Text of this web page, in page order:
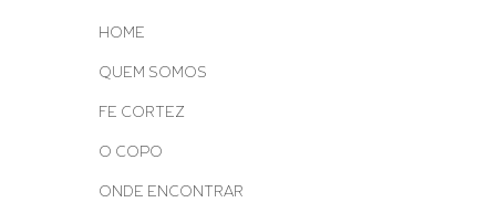
HOME
QUEM SOMOS
FE CORTEZ
O COPO
ONDE ENCONTRAR